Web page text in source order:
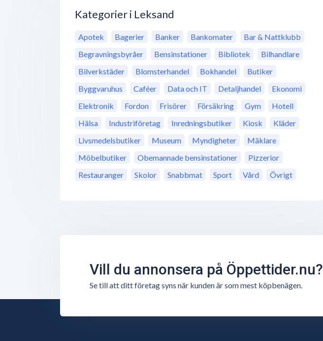
Kategorier i Leksand
Apotek Bagerier Banker Bankomater
Bar & Nattklubb
Begravningsbyråer
Bensinstationer Bibliotek
Bilhandlare
Bilverkstäder
Blomsterhandel Bokhandel
Butiker
Byggvaruhus
Caféer Data och IT Detaljhandel
Ekonomi
Elektronik
Fordon Frisörer Försäkring Gym
Hotell
Hälsa
Industriföretag Inredningsbutiker Kiosk
Kläder
Livsmedelsbutiker
Museum Myndigheter
Mäklare
Möbelbutiker
Obemannade bensinstationer
Pizzerior
Restauranger
Skolor Snabbmat Sport Vård Övrigt
Vill du annonsera på Öppettider.nu?
Se till att ditt företag syns när kunden är som mest köpbenägen.